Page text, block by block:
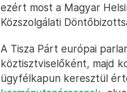
ezért most a Magyar
Közszolgálati
A Tisza Párt európai
köztisztviselőként, majd
ügyfélkapun keresztül